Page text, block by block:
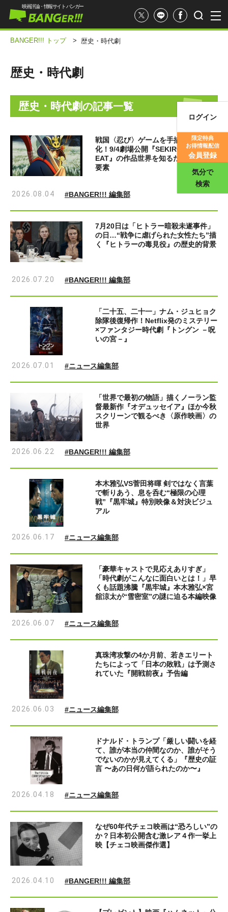
映画評価
映画評論・情報サイト バンガー
ログイン
限定特典
お得情報配信
会員登録
気分で
検索
BANGER!!! トップ > 歴史・時代劇
歴史・時代劇
歴史・時代劇の記事一覧
戦国〈忍び〉ゲームを手描きアニメ
化！9/4劇場公開『SEKIRO: NO DEF
EAT』の作品世界を知るための必須５
要素
2026.08.04 #BANGER!!! 編集部
7月20日は「ヒトラー暗殺未遂事件」
の日…“戦争に虐げられた女性たち”描
く『ヒトラーの毒見役』の歴史的背景
2026.07.20 #BANGER!!! 編集部
「二十五、二十一」ナム・ジュヒョク
除隊後復帰作！Netflix発のミステリー
×ファンタジー時代劇『トングン －呪
いの宮－』
2026.07.01 #ニュース編集部
「世界で最初の物語」描くノーラン監
督最新作『オデュッセイア』ほか今秋
スクリーンで観るべき〈原作映画〉の
世界
2026.06.22 #BANGER!!! 編集部
本木雅弘VS菅田将暉 剣ではなく言葉
で斬りあう、息を呑む“極限の心理
戦”『黒牢城』特別映像＆対決ビジュ
アル
2026.06.17 #ニュース編集部
「豪華キャストで見応えありすぎ」
「時代劇がこんなに面白いとは！」早
くも話題沸騰『黒牢城』本木雅弘×宮
舘涼太が“雪密室”の謎に迫る本編映像
2026.06.07 #ニュース編集部
真珠湾攻撃の4か月前、若きエリート
たちによって「日本の敗戦」は予測さ
れていた『開戦前夜』予告編
2026.06.03 #ニュース編集部
ドナルド・トランプ「厳しい闘いを経
て、誰が本当の仲間なのか、誰がそう
でないのかが見えてくる」『歴史の証
言 〜あの日何が語られたのか〜』
2026.04.18 #ニュース編集部
なぜ60年代チェコ映画は“恐ろしい”の
か？日本初公開含む激レア４作一挙上
映【チェコ映画傑作選】
2026.04.10 #BANGER!!! 編集部